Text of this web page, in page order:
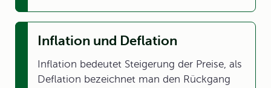
Inflation und Deflation
Inflation bedeutet Steigerung der Preise, als
Deflation bezeichnet man den Rückgang